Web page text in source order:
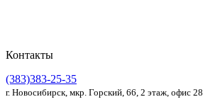
Контакты
(383)383-25-35
г. Новосибирск, мкр. Горский, 66, 2 этаж, офис 28